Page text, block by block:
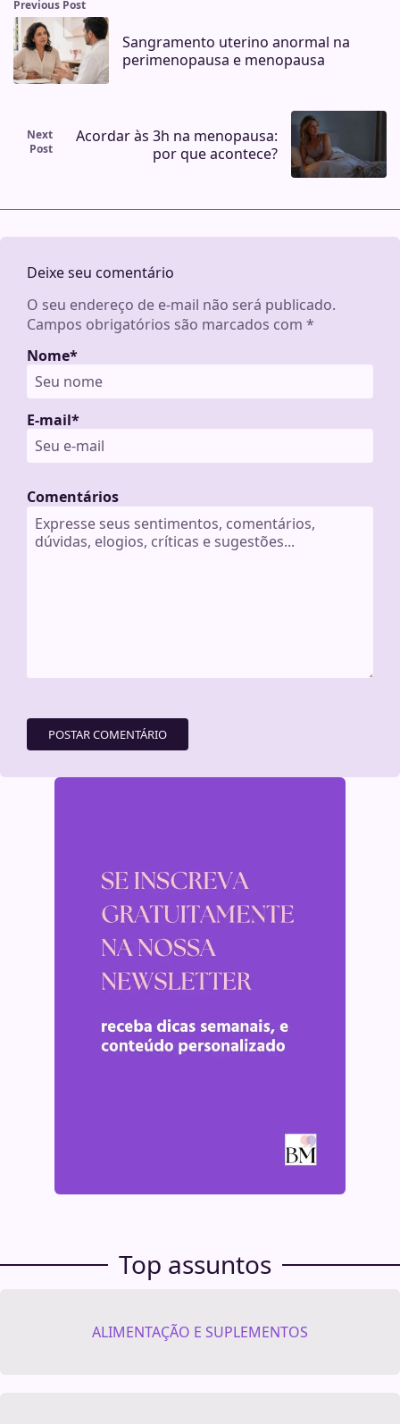
Previous Post
Sangramento uterino anormal na
perimenopausa e menopausa
Next
Post
Acordar às 3h na menopausa:
por que acontece?
Deixe seu comentário
O seu endereço de e-mail não será publicado.
Campos obrigatórios são marcados com *
Comentários
Nome*
E-mail*
Top assuntos
ALIMENTAÇÃO E SUPLEMENTOS